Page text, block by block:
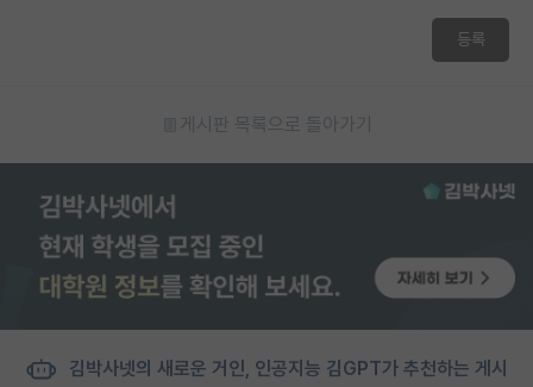
등록
게시판 목록으로 돌아가기
김박사넷의 새로운 거인, 인공지능 김GPT가 추천하는 게시